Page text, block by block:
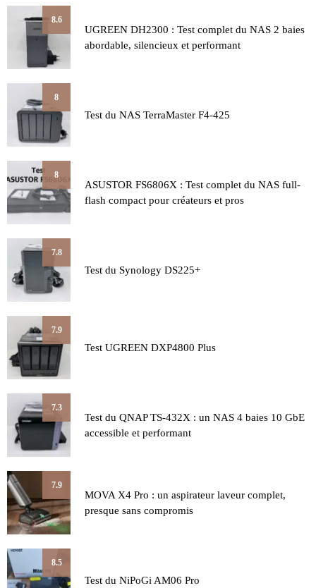
8.6
UGREEN DH2300 : Test complet du NAS 2 baies
abordable, silencieux et performant
8
Test du NAS TerraMaster F4-425
8
ASUSTOR FS6806X : Test complet du NAS full-
flash compact pour créateurs et pros
7.8
Test du Synology DS225+
7.9
Test UGREEN DXP4800 Plus
7.3
Test du QNAP TS-432X : un NAS 4 baies 10 GbE
accessible et performant
7.9
MOVA X4 Pro : un aspirateur laveur complet,
presque sans compromis
8.5
Test du NiPoGi AM06 Pro